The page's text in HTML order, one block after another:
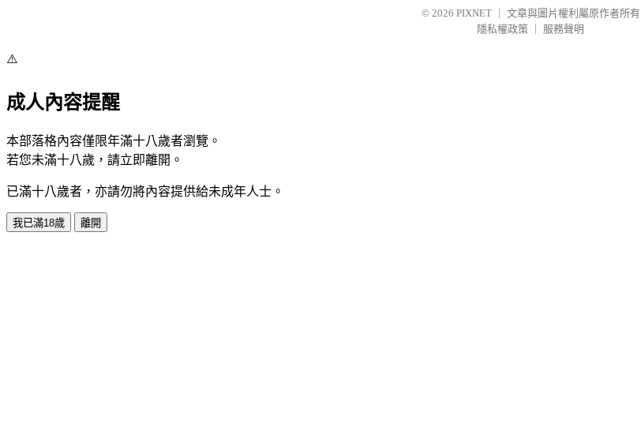
© 2026 PIXNET
文章與圖片權利屬原作者所有
隱私權政策
服務聲明
⚠️
成人內容提醒
本部落格內容僅限年滿十八歲者瀏覽。
若您未滿十八歲，請立即離開。
已滿十八歲者，亦請勿將內容提供給未成年人士。
我已滿18歲 離開